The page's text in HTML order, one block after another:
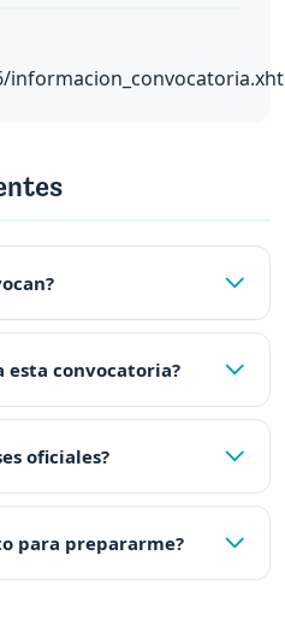
esta convocatoria?
oficiales?
para prepararme?